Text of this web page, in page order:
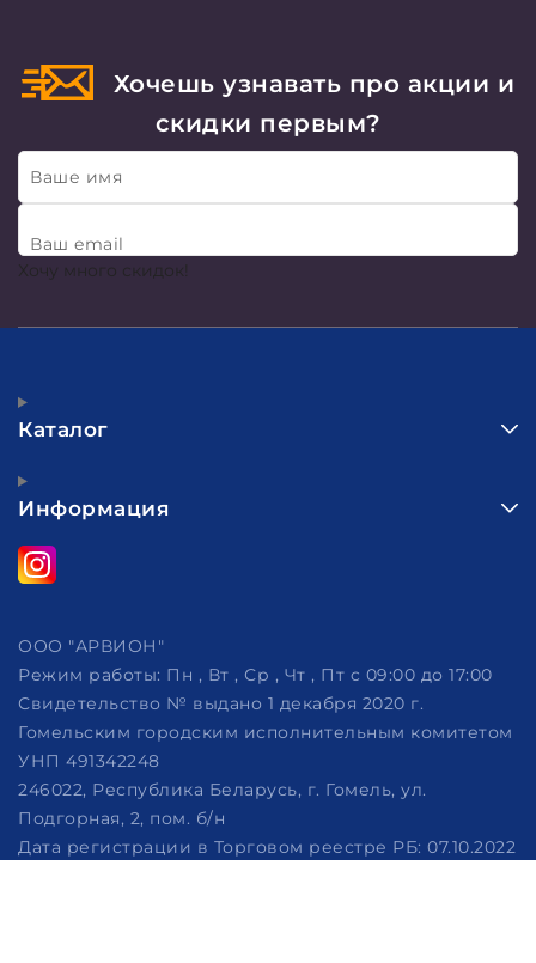
Хочешь узнавать про акции и
скидки первым?
Ваше имя
Ваш email
Хочу много скидок!
Каталог
Информация
ООО "АРВИОН"
Режим работы: Пн , Вт , Ср , Чт , Пт c 09:00 до 17:00
Свидетельство № выдано 1 декабря 2020 г.
Гомельским городским исполнительным комитетом
УНП 491342248
246022, Республика Беларусь, г. Гомель, ул.
Подгорная, 2, пом. б/н
Дата регистрации в Торговом реестре РБ: 07.10.2022